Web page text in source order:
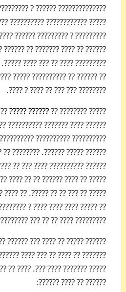
??????????? ?? ?????? ????? ??
?????????? ???. ????? ?? ????
???? ?? ?? ?????? ??????? ?
?? ?????? ??? ?????? ?? ????
?????. ????? ????? ?? ??? ?? ?
????? ???????? ?????? ?
???????? ??? ??? ?? ???? ? ????.
????? ???????? ??
?????? ?????
?????????? ????????? ?????????
????? ????????? ??? ?
?? ?????? ???? ?????? ?
??? ?? ???? ?????? ????? ???
?? ?? ???? ???? ????? ? ????????
?? ???? ?? ??? ????? ?? ???????
???? ? ?????????? ?????????? ?
???? ?? ?? ??? ?????????.
??? ?????? ???? ??????? ?? ????
???? ????????? ?? ???? ????????
???. ???? ?? ??? ??? ??? ??????
?????? ?? ???? ??????: